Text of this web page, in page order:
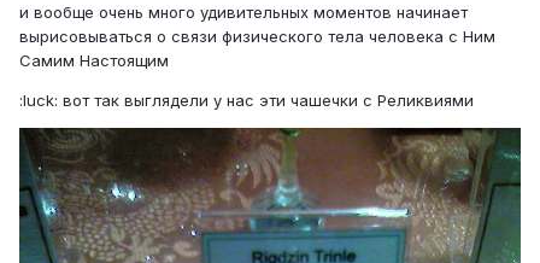
и вообще очень много удивительных моментов начинает
вырисовываться о связи физического тела человека с Ним
Самим Настоящим
:luck: вот так выглядели у нас эти чашечки с Реликвиями